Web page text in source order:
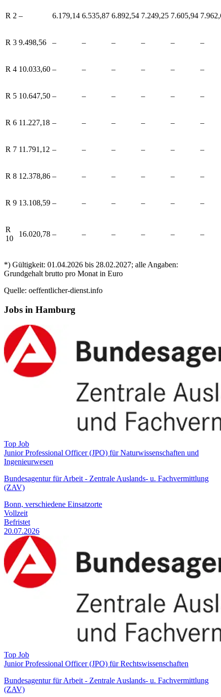
R 2 – 6.179,14 6.535,87 6.892,54 7.249,25 7.605,94
R 3 9.498,56 – – – – – –
R 4 10.033,60 – – – – – –
R 5 10.647,50 – – – – – –
R 6 11.227,18 – – – – – –
R 7 11.791,12 – – – – – –
R 8 12.378,86 – – – – – –
R 9 13.108,59 – – – – – –
R
10
16.020,78 – – – – – –
*) Gültigkeit: 01.04.2026 bis 28.02.2027; alle Angaben:
Grundgehalt brutto pro Monat in Euro
Quelle: oeffentlicher-dienst.info
Jobs in Hamburg
Top Job
Junior Professional Officer (JPO) für Naturwissenschaften und
Ingenieurwesen
Bundesagentur für Arbeit - Zentrale Auslands- u. Fachvermittlung
(ZAV)
Bonn, verschiedene Einsatzorte
Vollzeit
Befristet
20.07.2026
Top Job
Junior Professional Officer (JPO) für Rechtswissenschaften
Bundesagentur für Arbeit - Zentrale Auslands- u. Fachvermittlung
(ZAV)